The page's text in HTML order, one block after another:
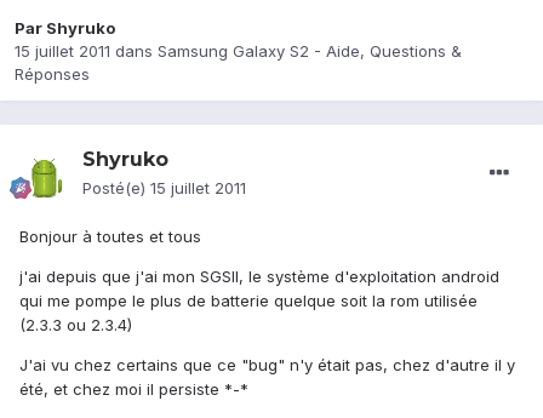
Par Shyruko
15 juillet 2011 dans Samsung Galaxy S2 - Aide, Questions &
Réponses
Shyruko
Posté(e) 15 juillet 2011
Bonjour à toutes et tous
j'ai depuis que j'ai mon SGSII, le système d'exploitation android
qui me pompe le plus de batterie quelque soit la rom utilisée
(2.3.3 ou 2.3.4)
J'ai vu chez certains que ce "bug" n'y était pas, chez d'autre il y
été, et chez moi il persiste *-*